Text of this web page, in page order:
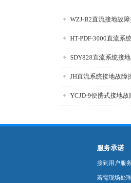
WZJ-B2直流接地故
HT-PDF-3000直流系
SDY828直流系统接
JH直流系统接地故障
YCJD-9便携式接地
服务承诺
接到用户服
若需现场处